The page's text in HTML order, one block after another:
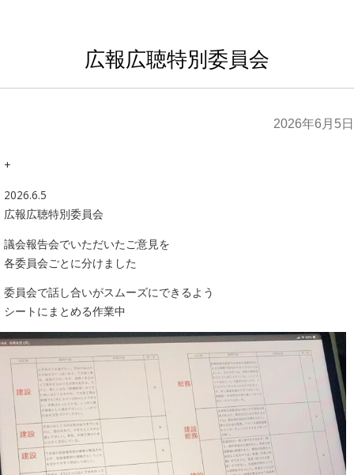
広報広聴特別委員会
2026年6月5日
+
2026.6.5
広報広聴特別委員会
議会報告会でいただいたご意見を
各委員会ごとに分けました
委員会で話し合いがスムーズにできるよう
シートにまとめる作業中